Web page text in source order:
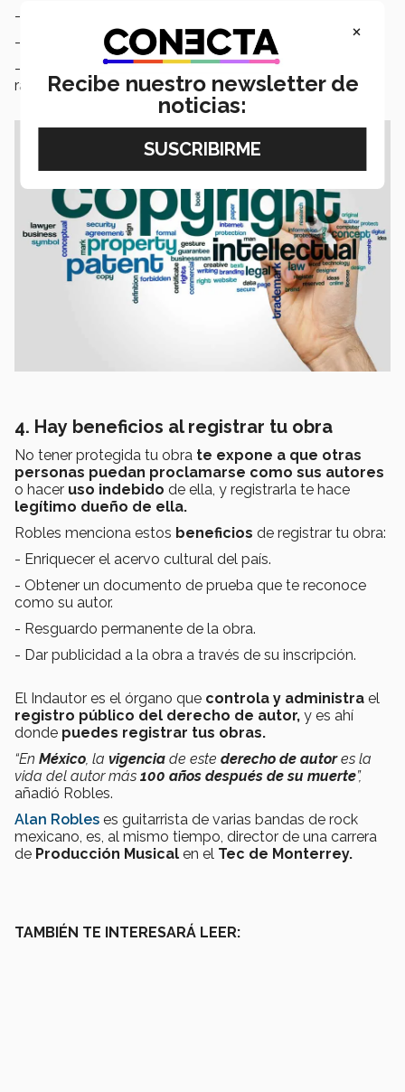
- De arte aplicado (incluyen diseño gráfico o textil)
- De compilación
- Las demás que por analogía se puedan incluir en la
rama más afín a su naturaleza.
4. Hay beneficios al registrar tu obra
No tener protegida tu obra te expone a que otras
personas puedan proclamarse como sus autores
o hacer uso indebido de ella, y registrarla te hace
legítimo dueño de ella.
Robles menciona estos beneficios de registrar tu obra:
- Enriquecer el acervo cultural del país.
- Obtener un documento de prueba que te reconoce
como su autor.
- Resguardo permanente de la obra.
- Dar publicidad a la obra a través de su inscripción.
El Indautor es el órgano que controla y administra el
registro público del derecho de autor, y es ahí
donde puedes registrar tus obras.
“En México , la vigencia de este derecho de autores la
vida del autor más 100 años después de su muerte”,
añadió Robles.
Alan Robles es guitarrista de varias bandas de rock
mexicano, es, al mismo tiempo, director de una carrera
de Producción Musical en el Tec de Monterrey.
TAMBIÉN TE INTERESARÁ LEER:
×
Recibe nuestro newsletter de
noticias: